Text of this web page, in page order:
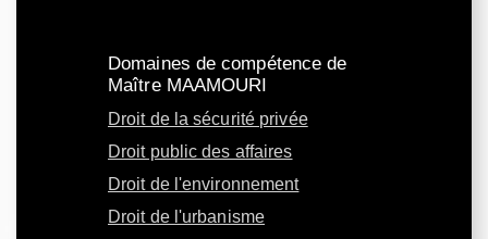
Domaines de compétence de
Maître MAAMOURI
Droit de la sécurité privée
Droit public des affaires
Droit de l'environnement
Droit de l'urbanisme